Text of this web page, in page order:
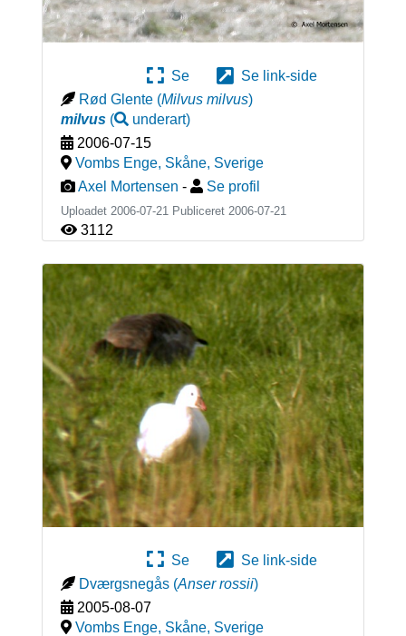
Se
Se link-side
Rød Glente (Milvus milvus)
milvus( underart)
2006-07-15
Vombs Enge, Skåne, Sverige
Axel Mortensen - Se profil
Uploadet 2006-07-21 Publiceret 2006-07-21
3112
Se
Se link-side
Dværgsnegås (Anser rossii)
2005-08-07
Vombs Enge, Skåne, Sverige